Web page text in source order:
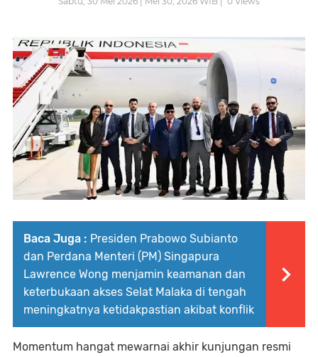
Baca Juga : Presiden Prabowo Subianto
dan Perdana Menteri (PM) Singapura
Lawrence Wong menjamin keamanan dan
keterbukaan akses Selat Malaka di tengah
meningkatnya ketidakpastian akibat konflik
Momentum hangat mewarnai akhir kunjungan resmi